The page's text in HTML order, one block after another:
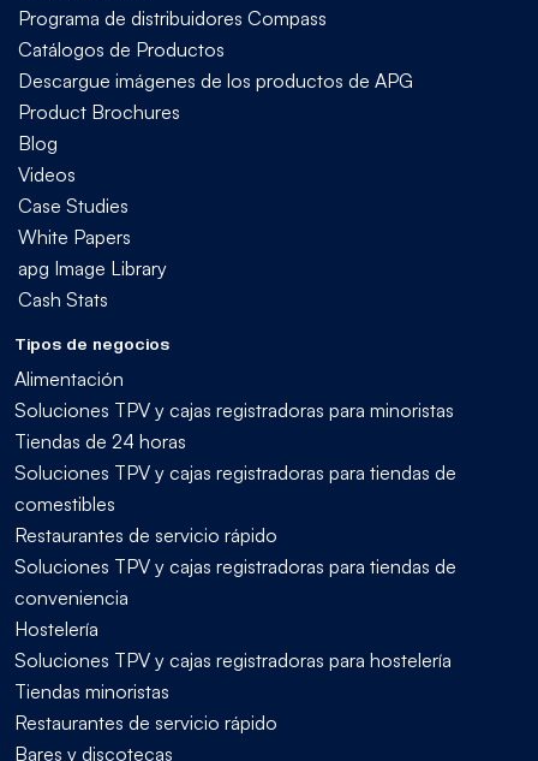
Programa de distribuidores Compass
Catálogos de Productos
Descargue imágenes de los productos de APG
Product Brochures
Blog
Videos
Case Studies
White Papers
apg Image Library
Cash Stats
Tipos de negocios
Alimentación
Soluciones TPV y cajas registradoras para minoristas
Tiendas de 24 horas
Soluciones TPV y cajas registradoras para tiendas de
comestibles
Restaurantes de servicio rápido
Soluciones TPV y cajas registradoras para tiendas de
conveniencia
Hostelería
Soluciones TPV y cajas registradoras para hostelería
Tiendas minoristas
Restaurantes de servicio rápido
Bares y discotecas